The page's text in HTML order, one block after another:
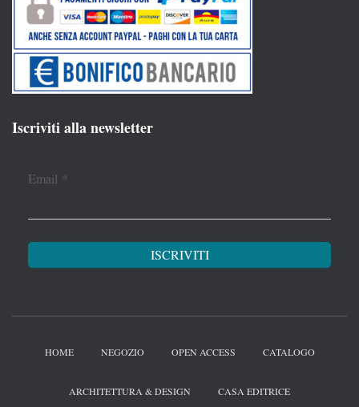
Iscriviti alla newsletter
Email *
HOME NEGOZIO OPEN ACCESS CATALOGO
ARCHITETTURA & DESIGN CASA EDITRICE